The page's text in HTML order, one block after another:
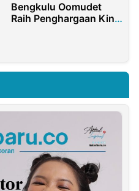
Bengkulu Oomudet
Raih Penghargaan King